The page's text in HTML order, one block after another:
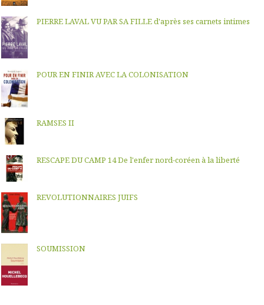
PIERRE LAVAL VU PAR SA FILLE d'après ses carnets intimes
POUR EN FINIR AVEC LA COLONISATION
RAMSES II
RESCAPE DU CAMP 14 De l'enfer nord-coréen à la liberté
REVOLUTIONNAIRES JUIFS
SOUMISSION